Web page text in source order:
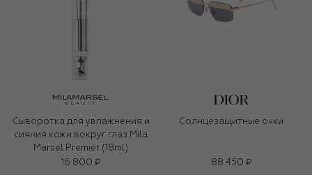
Сыворотка для увлажнения и
сияния кожи вокруг глаз Mila
Marsel Premier (18ml)
16 800 ₽
Солнцезащитные очки
88 450 ₽